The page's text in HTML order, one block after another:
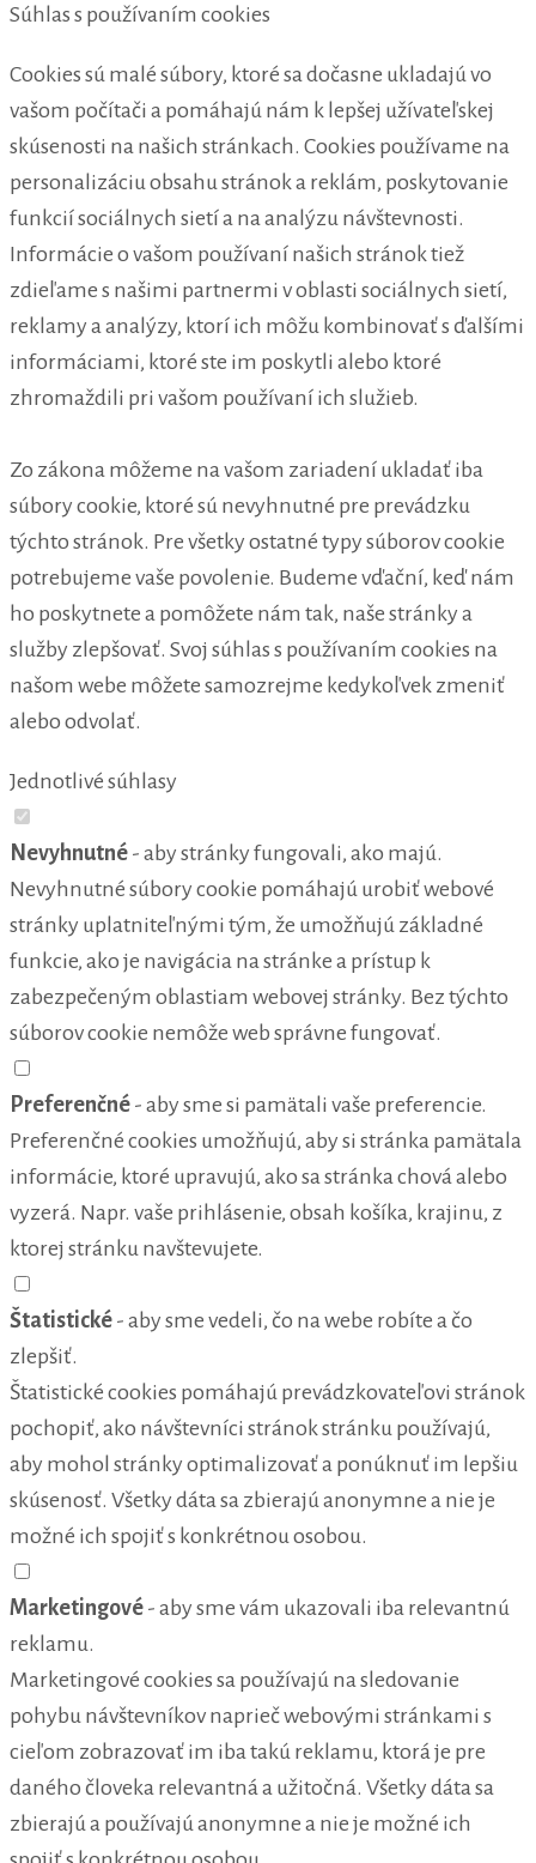
Súhlas s používaním cookies
Cookies sú malé súbory, ktoré sa dočasne ukladajú vo
vašom počítači a pomáhajú nám k lepšej užívateľskej
skúsenosti na našich stránkach. Cookies používame na
personalizáciu obsahu stránok a reklám, poskytovanie
funkcií sociálnych sietí a na analýzu návštevnosti.
Informácie o vašom používaní našich stránok tiež
zdieľame s našimi partnermi v oblasti sociálnych sietí,
reklamy a analýzy, ktorí ich môžu kombinovať s ďalšími
informáciami, ktoré ste im poskytli alebo ktoré
zhromaždili pri vašom používaní ich služieb.
Zo zákona môžeme na vašom zariadení ukladať iba
súbory cookie, ktoré sú nevyhnutné pre prevádzku
týchto stránok. Pre všetky ostatné typy súborov cookie
potrebujeme vaše povolenie. Budeme vďační, keď nám
ho poskytnete a pomôžete nám tak, naše stránky a
služby zlepšovať. Svoj súhlas s používaním cookies na
našom webe môžete samozrejme kedykoľvek zmeniť
alebo odvolať.
Jednotlivé súhlasy
Nevyhnutné - aby stránky fungovali, ako majú.
Nevyhnutné súbory cookie pomáhajú urobiť webové
stránky uplatniteľnými tým, že umožňujú základné
funkcie, ako je navigácia na stránke a prístup k
zabezpečeným oblastiam webovej stránky. Bez týchto
súborov cookie nemôže web správne fungovať.
Preferenčné - aby sme si pamätali vaše preferencie.
Preferenčné cookies umožňujú, aby si stránka pamätala
informácie, ktoré upravujú, ako sa stránka chová alebo
vyzerá. Napr. vaše prihlásenie, obsah košíka, krajinu, z
ktorej stránku navštevujete.
Štatistické - aby sme vedeli, čo na webe robíte a čo
zlepšiť.
Štatistické cookies pomáhajú prevádzkovateľovi stránok
pochopiť, ako návštevníci stránok stránku používajú,
aby mohol stránky optimalizovať a ponúknuť im lepšiu
skúsenosť. Všetky dáta sa zbierajú anonymne a nie je
možné ich spojiť s konkrétnou osobou.
Marketingové - aby sme vám ukazovali iba relevantnú
reklamu.
Marketingové cookies sa používajú na sledovanie
pohybu návštevníkov naprieč webovými stránkami s
cieľom zobrazovať im iba takú reklamu, ktorá je pre
daného človeka relevantná a užitočná. Všetky dáta sa
zbierajú a používajú anonymne a nie je možné ich